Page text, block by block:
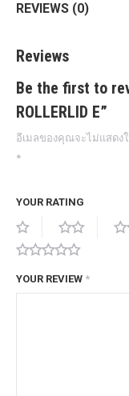
REVIEWS (0)
Reviews
Be the first to
ROLLERLID E”
อีเมลของคุณจะไม่แสดง
*
YOUR RATING
YOUR REVIEW *